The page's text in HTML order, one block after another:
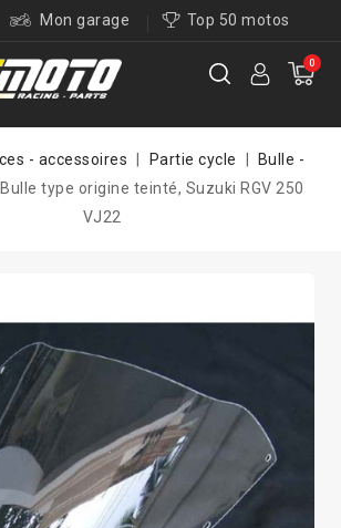
Mon garage Top 50 motos
0
- accessoires Partie cycle
Bulle -
Bulle type origine teinté, Suzuki RGV 250
VJ22